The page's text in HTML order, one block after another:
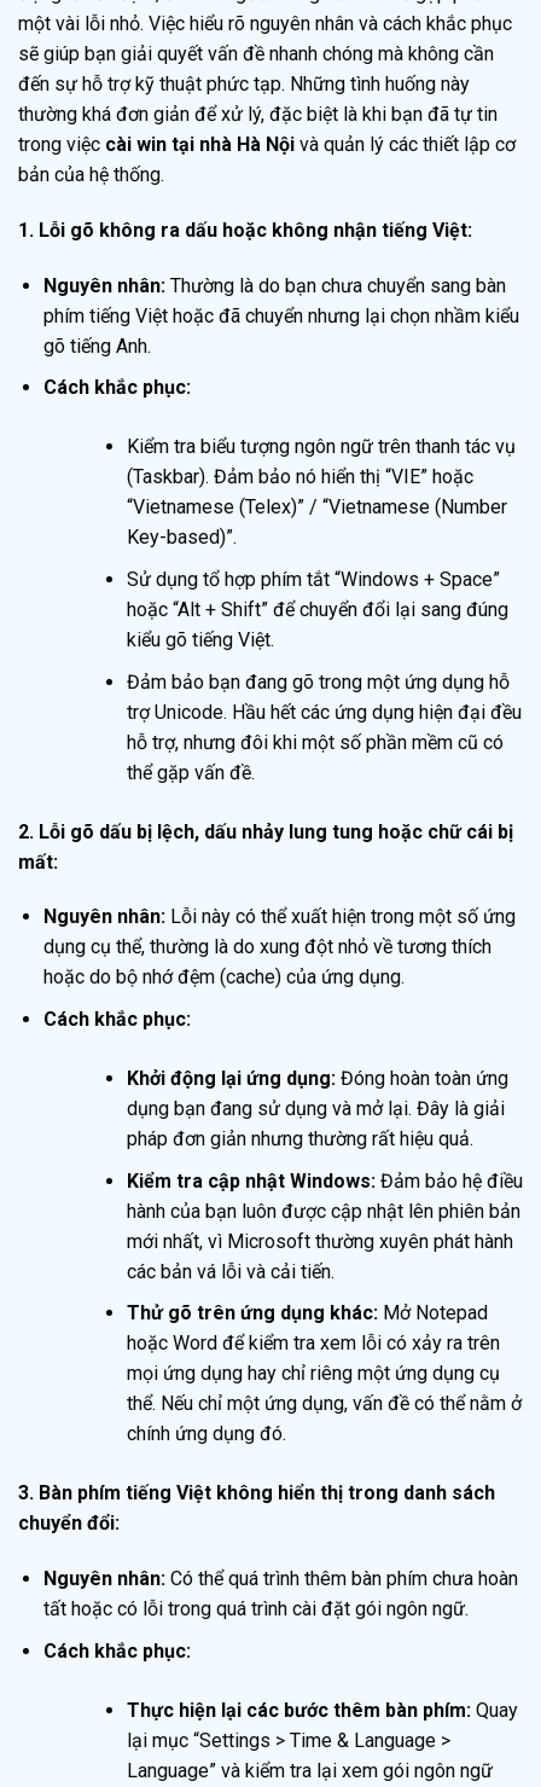
một vài lỗi nhỏ. Việc hiểu rõ nguyên nhân và cách khắc phục
sẽ giúp bạn giải quyết vấn đề nhanh chóng mà không cần
đến sự hỗ trợ kỹ thuật phức tạp. Những tình huống này
thường khá đơn giản để xử lý, đặc biệt là khi bạn đã tự tin
trong việc cài win tại nhà Hà Nội và quản lý các thiết lập cơ
bản của hệ thống.
1. Lỗi gõ không ra dấu hoặc không nhận tiếng Việt:
Nguyên nhân:Thường là do bạn chưa chuyển sang bàn
phím tiếng Việt hoặc đã chuyển nhưng lại chọn nhầm kiểu
gõ tiếng Anh.
Cách khắc phục:
Kiểm tra biểu tượng ngôn ngữ trên thanh tác vụ
(Taskbar). Đảm bảo nó hiển thị “VIE” hoặc
“Vietnamese (Telex)” / “Vietnamese (Number
Key-based)”.
Sử dụng tổ hợp phím tắt “Windows + Space”
hoặc “Alt + Shift” để chuyển đổi lại sang đúng
kiểu gõ tiếng Việt.
Đảm bảo bạn đang gõ trong một ứng dụng hỗ
trợ Unicode. Hầu hết các ứng dụng hiện đại đều
hỗ trợ, nhưng đôi khi một số phần mềm cũ có
thể gặp vấn đề.
2. Lỗi gõ dấu bị lệch, dấu nhảy lung tung hoặc chữ cái bị
mất:
Nguyên nhân:Lỗi này có thể xuất hiện trong một số ứng
dụng cụ thể, thường là do xung đột nhỏ về tương thích
hoặc do bộ nhớ đệm (cache) của ứng dụng.
Cách khắc phục:
Khởi động lại ứng dụng:Đóng hoàn toàn ứng
dụng bạn đang sử dụng và mở lại. Đây là giải
pháp đơn giản nhưng thường rất hiệu quả.
Kiểm tra cập nhật Windows:Đảm bảo hệ điều
hành của bạn luôn được cập nhật lên phiên bản
mới nhất, vì Microsoft thường xuyên phát hành
các bản vá lỗi và cải tiến.
Thử gõ trên ứng dụng khác:Mở Notepad
hoặc Word để kiểm tra xem lỗi có xảy ra trên
mọi ứng dụng hay chỉ riêng một ứng dụng cụ
thể. Nếu chỉ một ứng dụng, vấn đề có thể nằm ở
chính ứng dụng đó.
3. Bàn phím tiếng Việt không hiển thị trong danh sách
chuyển đổi:
Nguyên nhân:Có thể quá trình thêm bàn phím chưa hoàn
tất hoặc có lỗi trong quá trình cài đặt gói ngôn ngữ.
Cách khắc phục:
Thực hiện lại các bước thêm bàn phím:Quay
lại mục “Settings > Time & Language >
Language” và kiểm tra lại xem gói ngôn ngữ